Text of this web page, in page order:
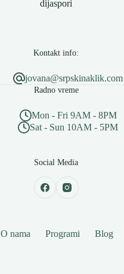
dijaspori
Kontakt info:
jovana@srpskinaklik.com
Radno vreme
Mon - Fri 9AM - 8PM
Sat - Sun 10AM - 5PM
Social Media
O nama Programi Blog